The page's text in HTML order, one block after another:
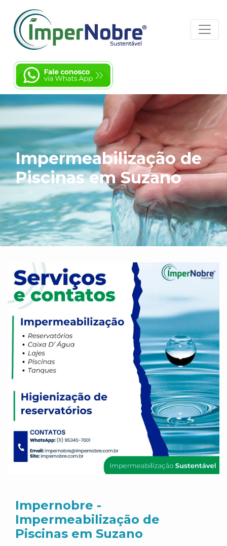
Impermeabilização de
Piscinas em Suzano
Impernobre -
Impermeabilização de
Piscinas em Suzano